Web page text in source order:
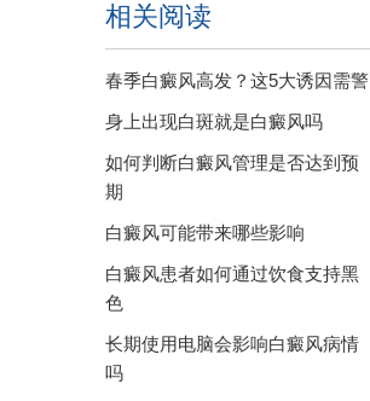
相关阅读
春季白癜风高发？这5大诱因需警
身上出现白斑就是白癜风吗
如何判断白癜风管理是否达到预
期
白癜风可能带来哪些影响
白癜风患者如何通过饮食支持黑
色
长期使用电脑会影响白癜风病情
吗